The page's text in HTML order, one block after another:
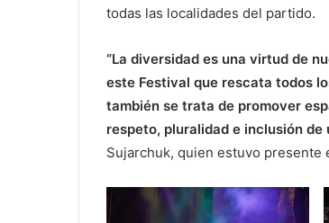
todas las localidades del partido.
“La diversidad es una virtud de
este Festival que rescata todos
también se trata de promover
respeto, pluralidad e inclusión de
Sujarchuk, quien estuvo presente